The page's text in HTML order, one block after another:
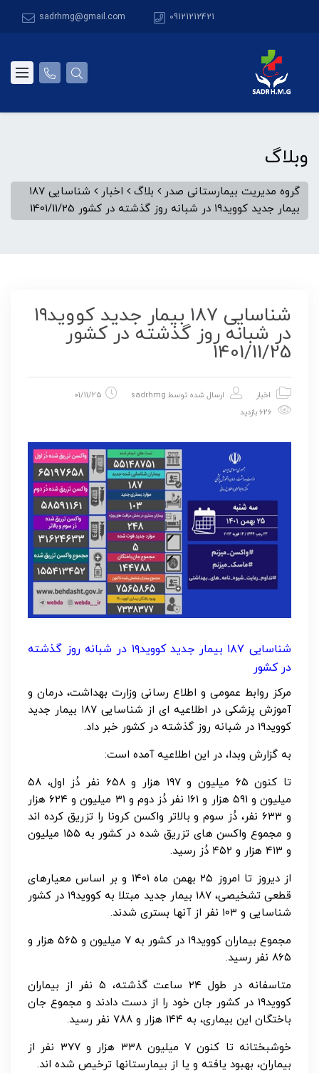
09121212421
sadrhmg@gmail.com
وبلاگ
گروه مدیریت بیمارستانی صدر بلاگ اخبار
شناسایی ۱۸۷
بیمار جدید کووید۱۹ در شبانه روز گذشته در کشور 1401/11/25
شناسایی ۱۸۷ بیمار جدید کووید۱۹
در شبانه روز گذشته در کشور
1401/11/25
اخبار ارسال شده توسط sadrhmg
01/11/25
شناسایی ۱۸۷ بیمار جدید کووید۱۹ در شبانه روز گذشته
در کشور
مرکز روابط عمومی و اطلاع رسانی وزارت بهداشت، درمان و
آموزش پزشکی در اطلاعیه ای از شناسایی ۱۸۷ بیمار جدید
کووید۱۹ در شبانه روز گذشته در کشور خبر داد.
به گزارش وبدا، در این اطلاعیه آمده است:
تا کنون ۶۵ میلیون و ۱۹۷ هزار و ۶۵۸ نفر دُز اول، ۵۸
میلیون و ۵۹۱ هزار و ۱۶۱ نفر دُز دوم و ۳۱ میلیون و ۶۲۴ هزار
و ۶۳۳ نفر، دُز سوم و بالاتر واکسن کرونا را تزریق کرده اند
و مجموع واکسن های تزریق شده در کشور به ۱۵۵ میلیون
و ۴۱۳ هزار و ۴۵۲ دُز رسید.
از دیروز تا امروز ۲۵ بهمن ماه ۱۴۰۱ و بر اساس معیارهای
قطعی تشخیصی، ۱۸۷ بیمار جدید مبتلا به کووید۱۹ در کشور
شناسایی و ۱۰۳ نفر از آنها بستری شدند.
مجموع بیماران کووید۱۹ در کشور به ۷ میلیون و ۵۶۵ هزار و
۸۶۵ نفر رسید.
متاسفانه در طول ۲۴ ساعت گذشته، ۵ نفر از بیماران
کووید۱۹ در کشور جان خود را از دست دادند و مجموع جان
باختگان این بیماری، به ۱۴۴ هزار و ۷۸۸ نفر رسید.
خوشبختانه تا کنون ۷ میلیون ۳۳۸ هزار و ۳۷۷ نفر از
بیماران، بهبود یافته و یا از بیمارستانها ترخیص شده اند.